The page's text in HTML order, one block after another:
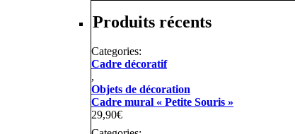
Produits récents
Categories:
Cadre décoratif
,
Objets de décoration
Cadre mural « Petite Souris »
29,90€